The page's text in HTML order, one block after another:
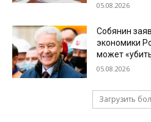
05.08.2026
Собянин
экономики
может
05.08.2026
Загрузить